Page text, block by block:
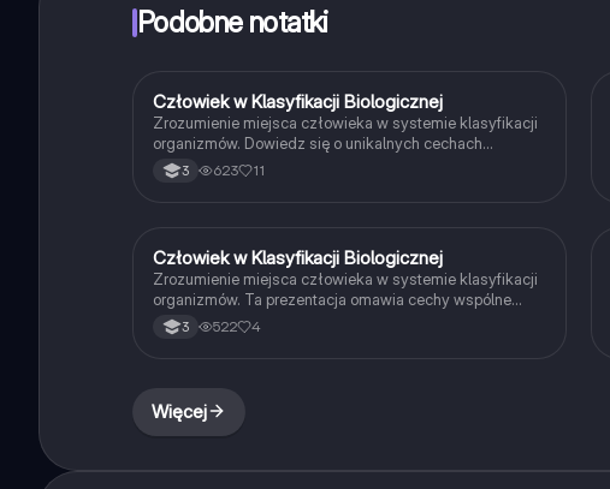
Podobne notatki
Biologia
Człowiek w Klasyfikacji Biologicznej
Zrozumienie miejsca człowieka w systemie klasyfikacji
organizmów. Dowiedz się o unikalnych cechach
człowieka, jego pokrewieństwie z innymi gatunkami oraz
ewolucyjnych adaptacjach. Materiał obejmuje kluczowe
3 623 11
Biologia
Człowiek w Klasyfikacji Biologicznej
Zrozumienie miejsca człowieka w systemie klasyfikacji
organizmów. Ta prezentacja omawia cechy wspólne
człowieka z innymi gatunkami, jego przynależność do
królestwa zwierząt oraz szczegółową klasyfikację w
3 522 4
Więcej